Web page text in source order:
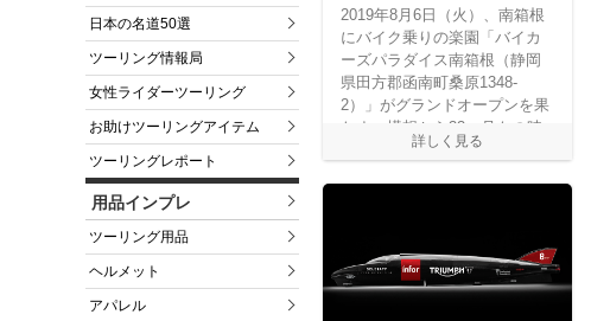
日本の名道50選
ツーリング情報局
女性ライダーツーリング
お助けツーリングアイテム
ツーリングレポート
用品インプレ
ツーリング用品
ヘルメット
アパレル
2019年8月6日（火）、南箱根
にバイク乗りの楽園「バイカ
ーズパラダイス南箱根（静岡
県田方郡函南町桑原1348-
2）」がグランドオープンを果
たす。構想から33ヶ月もの時
を経てオープンに漕ぎ着けた